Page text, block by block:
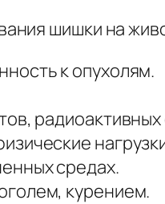
шишки на
к опухолям.
средах.
курением.